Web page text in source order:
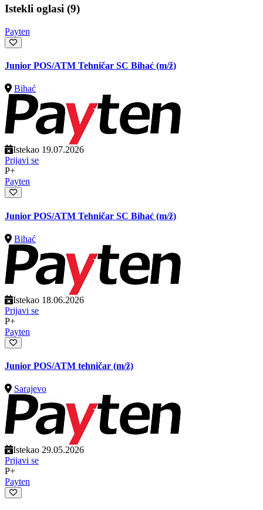
Istekli oglasi (9)
Payten
Junior POS/ATM Tehničar SC Bihać (m/ž)
Bihać
Istekao 19.07.2026
Prijavi se
P+
Payten
Junior POS/ATM Tehničar SC Bihać (m/ž)
Bihać
Istekao 18.06.2026
Prijavi se
P+
Payten
Junior POS/ATM tehničar (m/ž)
Sarajevo
Istekao 29.05.2026
Prijavi se
P+
Payten